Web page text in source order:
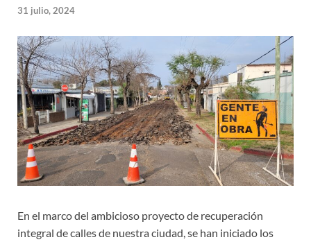
31 julio, 2024
En el marco del ambicioso proyecto de recuperación
integral de calles de nuestra ciudad, se han iniciado los